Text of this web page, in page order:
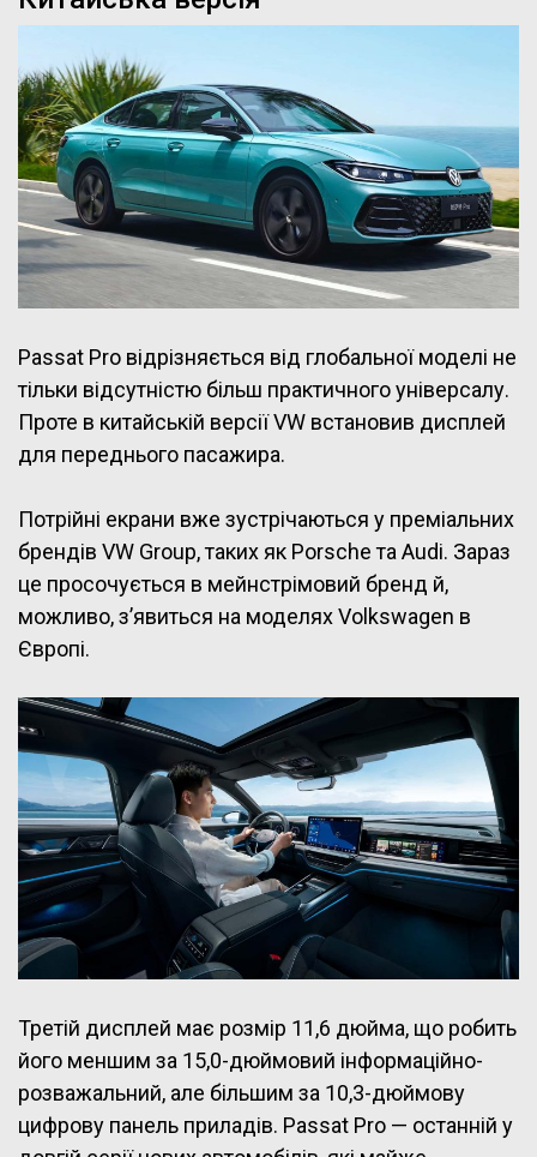
Passat Pro відрізняється від глобальної моделі не
тільки відсутністю більш практичного універсалу.
Проте в китайській версії VW встановив дисплей
для переднього пасажира.
Потрійні екрани вже зустрічаються у преміальних
брендів VW Group, таких як Porsche та Audi. Зараз
це просочується в мейнстрімовий бренд й,
можливо, з’явиться на моделях Volkswagen в
Європі.
Третій дисплей має розмір 11,6 дюйма, що робить
його меншим за 15,0-дюймовий інформаційно-
розважальний, але більшим за 10,3-дюймову
цифрову панель приладів. Passat Pro — останній у